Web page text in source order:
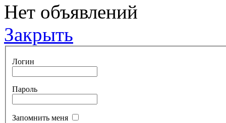
Нет объявлений
Закрыть
Логин
Пароль
Запомнить меня